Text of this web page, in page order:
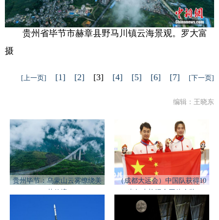
贵州省毕节市赫章县野马川镇云海景观。罗大富
摄
[上一页] [1] [2] [3] [4] [5] [6] [7] [下一页]
编辑：王晓东
贵州毕节：乌蒙山云雾缭绕美
（成都大运会）中国队获得10